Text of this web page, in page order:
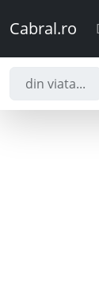
Cabral.ro
din viata...